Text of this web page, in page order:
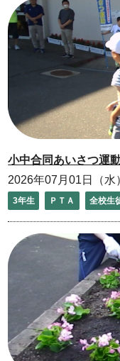
小中合同あいさつ運
2026年07月01日（水
3年生 ＰＴＡ 全校生